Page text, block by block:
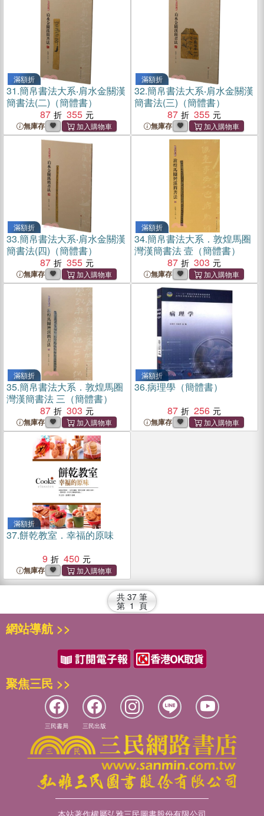
滿額折
31.簡帛書法大系‧肩水金關漢
簡書法(二)（簡體書）
87
355
無庫存
滿額折
32.簡帛書法大系‧肩水金關漢
簡書法(三)（簡體書）
87
355
無庫存
滿額折
33.簡帛書法大系‧肩水金關漢
簡書法(四)（簡體書）
87
355
無庫存
滿額折
34.簡帛書法大系．敦煌馬圈
灣漢簡書法 壹（簡體書）
87
303
無庫存
滿額折
35.簡帛書法大系．敦煌馬圈
灣漢簡書法 三（簡體書）
87
303
無庫存
滿額折
36.病理學（簡體書）
87
256
無庫存
滿額折
37.餅乾教室．幸福的原味
9
450
無庫存
共 37 筆
第 1 頁
網站導航 >>
聚焦三民 >>
三民書局 三民出版
本站著作權屬弘雅三民圖書股份有限公司